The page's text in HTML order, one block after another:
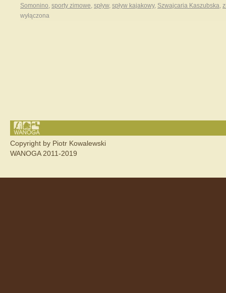
Somonino, sporty zimowe, spływ, spływ kajakowy, Szwajcaria Kaszubska,
wyłączona
Copyright by Piotr Kowalewski
WANOGA 2011-2019